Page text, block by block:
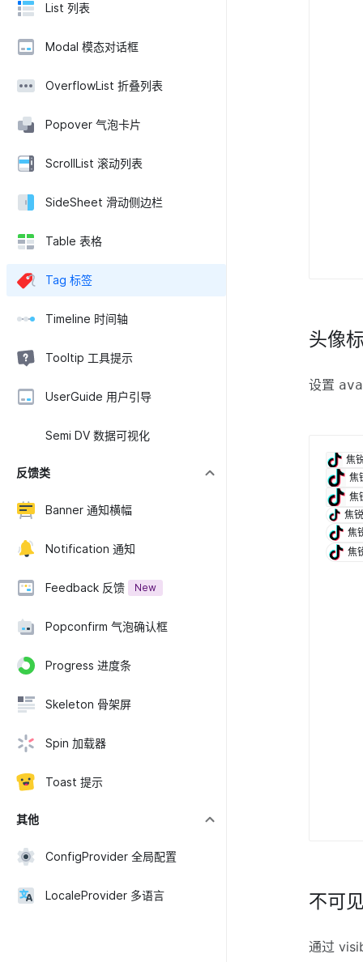
List 列表
Modal 模态对话框
OverflowList 折叠列表
Popover 气泡卡片
ScrollList 滚动列表
SideSheet 滑动侧边栏
Table 表格
Tag 标签
Timeline 时间轴
Tooltip 工具提示
UserGuide 用户引导
Semi DV 数据可视化
反馈类
Banner 通知横幅
Notification 通知
Feedback 反馈 New
Popconfirm 气泡确认框
Progress 进度条
Skeleton 骨架屏
Spin 加载器
Toast 提示
其他
ConfigProvider 全局配置
LocaleProvider 多语言
头像
设置
焦
焦
焦
焦
焦
焦
不可
通过